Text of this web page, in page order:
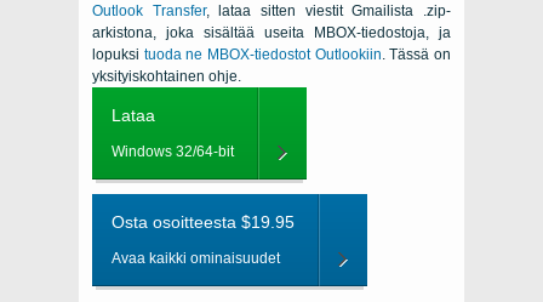
Outlook Transfer, lataa sitten viestit Gmailista .zip-
arkistona, joka sisältää useita MBOX-tiedostoja, ja
lopuksi tuoda ne MBOX-tiedostot Outlookiin. Tässä on
yksityiskohtainen ohje.
Lataa
Windows 32/64-bit
Osta osoitteesta $19.95
Avaa kaikki ominaisuudet